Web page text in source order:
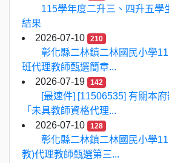
115學年度二升三、四升五學
結果
2026-07-10
210
彰化縣二林鎮二林國民小學
班代理教師甄選簡章...
2026-07-19
142
[最速件] [11506535] 有關本
「未具教師資格代理...
2026-07-10
128
彰化縣二林鎮二林國民小學
教)代理教師甄選第三...